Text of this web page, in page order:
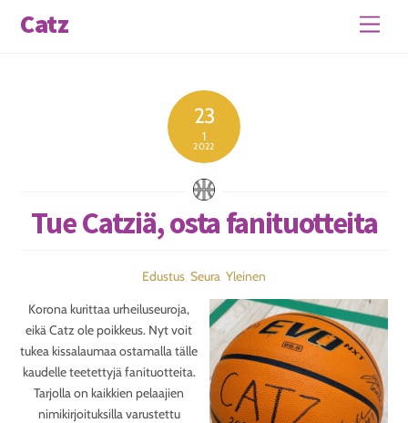
Menu
Catz
23
1
2022
Tue Catziä, osta fanituotteita
Edustus Seura Yleinen
Korona kurittaa urheiluseuroja,
eikä Catz ole poikkeus. Nyt voit
tukea kissalaumaa ostamalla tälle
kaudelle teetettyjä fanituotteita.
Tarjolla on kaikkien pelaajien
nimikirjoituksilla varustettu